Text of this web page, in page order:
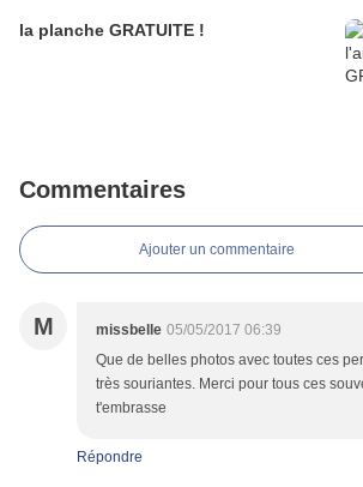
la planche GRATUITE !
Commentaires
Ajouter un commentaire
M missbelle 05/05/2017 06:39
Que de belles photos avec toutes ces
très souriantes. Merci pour tous ces
t'embrasse
Répondre